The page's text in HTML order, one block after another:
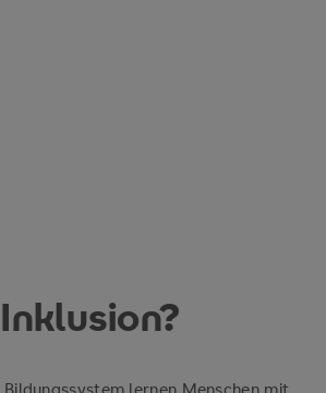
Bildungssystem lernen Menschen mit